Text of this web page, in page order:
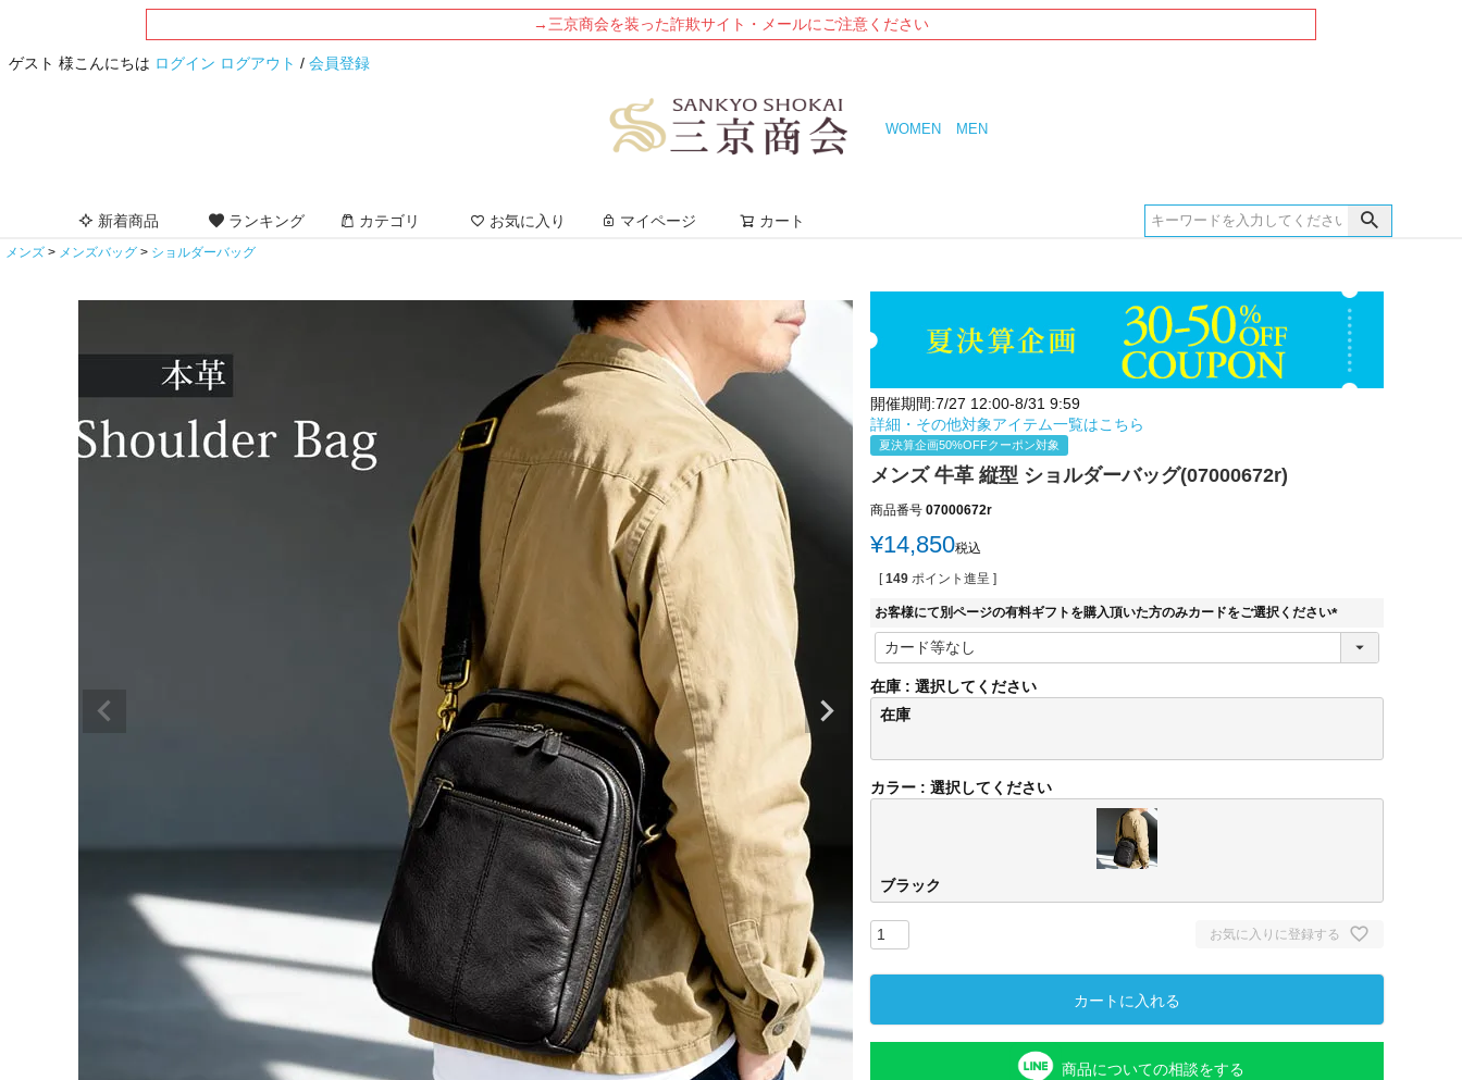
→三京商会を装った詐欺サイト・メールにご注意ください
ゲスト 様こんにちは ログイン ログアウト / 会員登録
WOMEN MEN
新着商品 ランキング カテゴリ お気に入り マイページ カート
メンズ メンズバッグ ショルダーバッグ
開催期間:7/27 12:00-8/31 9:59
詳細・その他対象アイテム一覧はこちら
夏決算企画50%OFFクーポン対象
メンズ 牛革 縦型 ショルダーバッグ(07000672r)
商品番号 07000672r
¥14,850税込
[ 149 ポイント進呈 ]
お客様にて別ページの有料ギフトを購入頂いた方のみカードをご選択ください
(
)
在庫
選択してください
在庫
カラー 選択してください
ブラック
お気に入りに登録する
カートに入れる
商品についての相談をする